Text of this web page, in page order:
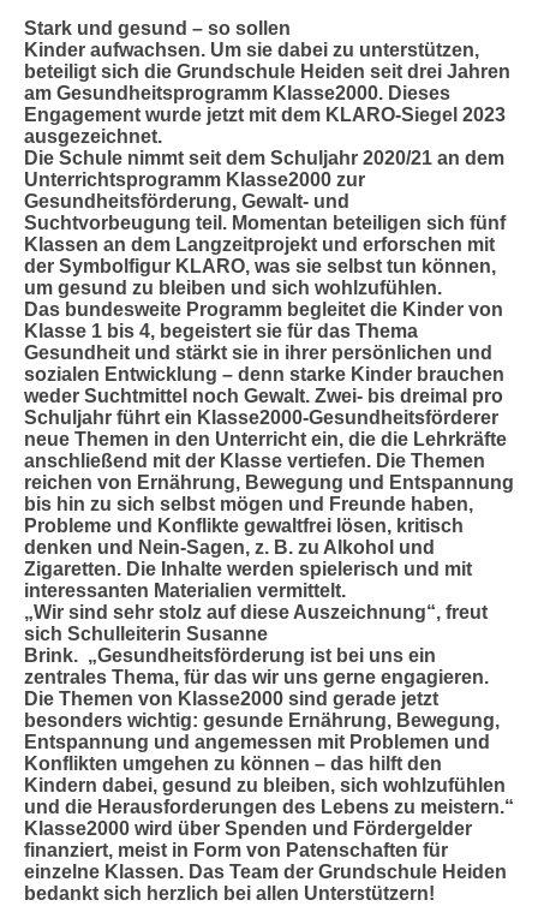
Stark und gesund – so sollen
Kinder aufwachsen. Um sie dabei zu unterstützen,
beteiligt sich die Grundschule Heiden seit drei Jahren
am Gesundheitsprogramm Klasse2000. Dieses
Engagement wurde jetzt mit dem KLARO-Siegel 2023
ausgezeichnet.
Die Schule nimmt seit dem Schuljahr 2020/21 an dem
Unterrichtsprogramm Klasse2000 zur
Gesundheitsförderung, Gewalt- und
Suchtvorbeugung teil. Momentan beteiligen sich fünf
Klassen an dem Langzeitprojekt und erforschen mit
der Symbolfigur KLARO, was sie selbst tun können,
um gesund zu bleiben und sich wohlzufühlen.
Das bundesweite Programm begleitet die Kinder von
Klasse 1 bis 4, begeistert sie für das Thema
Gesundheit und stärkt sie in ihrer persönlichen und
sozialen Entwicklung – denn starke Kinder brauchen
weder Suchtmittel noch Gewalt. Zwei- bis dreimal pro
Schuljahr führt ein Klasse2000-Gesundheitsförderer
neue Themen in den Unterricht ein, die die Lehrkräfte
anschließend mit der Klasse vertiefen. Die Themen
reichen von Ernährung, Bewegung und Entspannung
bis hin zu sich selbst mögen und Freunde haben,
Probleme und Konflikte gewaltfrei lösen, kritisch
denken und Nein-Sagen, z. B. zu Alkohol und
Zigaretten. Die Inhalte werden spielerisch und mit
interessanten Materialien vermittelt.
„Wir sind sehr stolz auf diese Auszeichnung“, freut
sich Schulleiterin Susanne
Brink. „Gesundheitsförderung ist bei uns ein
zentrales Thema, für das wir uns gerne engagieren.
Die Themen von Klasse2000 sind gerade jetzt
besonders wichtig: gesunde Ernährung, Bewegung,
Entspannung und angemessen mit Problemen und
Konflikten umgehen zu können – das hilft den
Kindern dabei, gesund zu bleiben, sich wohlzufühlen
und die Herausforderungen des Lebens zu meistern.“
Klasse2000 wird über Spenden und Fördergelder
finanziert, meist in Form von Patenschaften für
einzelne Klassen. Das Team der Grundschule Heiden
bedankt sich herzlich bei allen Unterstützern!